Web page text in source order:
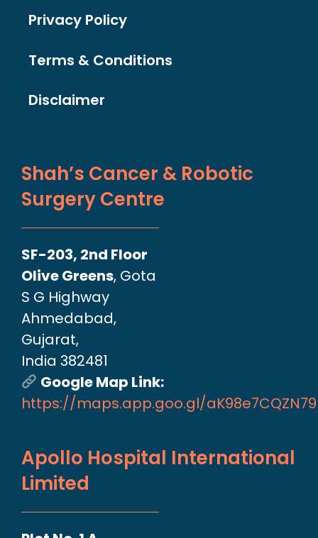
Privacy Policy
Terms & Conditions
Disclaimer
Shah’s Cancer & Robotic
Surgery Centre
SF-203, 2nd Floor
Olive Greens, Gota
S G Highway
Ahmedabad,
Gujarat,
India 382481
Google Map Link:
https://maps.app.goo.gl/
Apollo Hospital International
Limited